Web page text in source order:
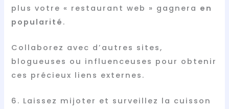
plus votre « restaurant web » gagnera en
popularité .
Collaborez avec d’autres sites,
blogueuses ou influenceuses pour obtenir
ces précieux liens externes.
6. Laissez mijoter et surveillez la cuisson